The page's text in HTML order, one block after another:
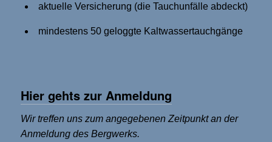
aktuelle Versicherung (die Tauchunfälle abdeckt)
mindestens 50 geloggte Kaltwassertauchgänge
Hier gehts zur Anmeldung
Wir treffen uns zum angegebenen Zeitpunkt an der
Anmeldung des Bergwerks.